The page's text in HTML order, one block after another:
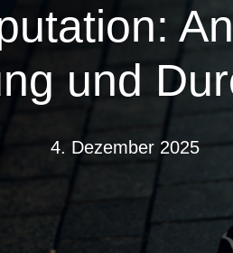
und
4. Dezember 2025